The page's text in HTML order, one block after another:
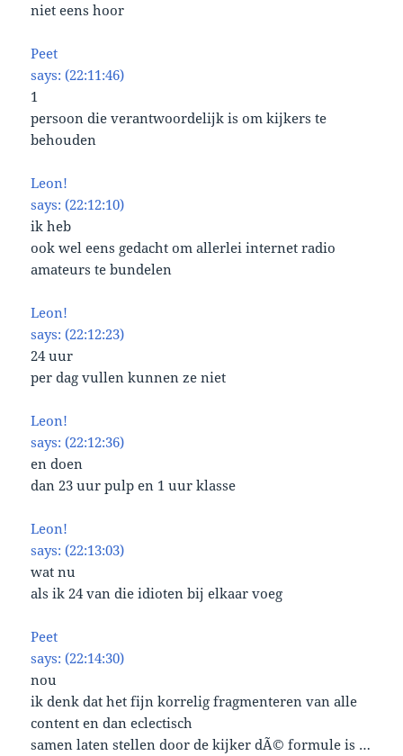
niet eens hoor
Peet
says: (22:11:46)
1
persoon die verantwoordelijk is om kijkers te
behouden
Leon!
says: (22:12:10)
ik heb
ook wel eens gedacht om allerlei internet radio
amateurs te bundelen
Leon!
says: (22:12:23)
24 uur
per dag vullen kunnen ze niet
Leon!
says: (22:12:36)
en doen
dan 23 uur pulp en 1 uur klasse
Leon!
says: (22:13:03)
wat nu
als ik 24 van die idioten bij elkaar voeg
Peet
says: (22:14:30)
nou
ik denk dat het fijn korrelig fragmenteren van alle
content en dan eclectisch
samen laten stellen door de kijker dÃ© formule is …